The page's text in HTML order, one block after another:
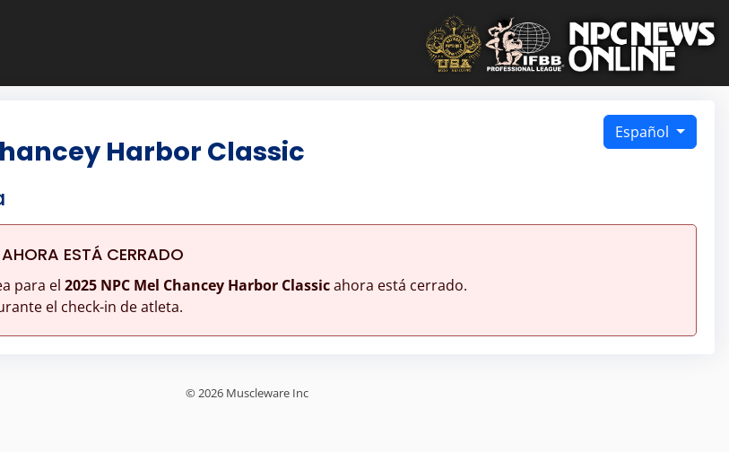
Español
Harbor Classic
ESTÁ CERRADO
para el 2025 NPC Mel Chancey Harbor Classicahora está cerrado.
el check-in de atleta.
© 2026 Muscleware Inc